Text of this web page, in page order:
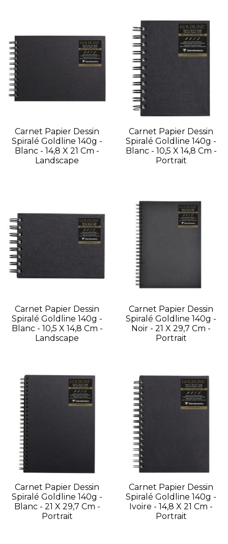
Carnet Papier Dessin
Spiralé Goldline 140g -
Blanc - 14,8 X 21 Cm -
Landscape
Carnet Papier Dessin
Spiralé Goldline 140g -
Blanc - 10,5 X 14,8 Cm -
Portrait
Carnet Papier Dessin
Spiralé Goldline 140g -
Blanc - 10,5 X 14,8 Cm -
Landscape
Carnet Papier Dessin
Spiralé Goldline 140g -
Noir - 21 X 29,7 Cm -
Portrait
Carnet Papier Dessin
Spiralé Goldline 140g -
Blanc - 21 X 29,7 Cm -
Portrait
Carnet Papier Dessin
Spiralé Goldline 140g -
Ivoire - 14,8 X 21 Cm -
Portrait